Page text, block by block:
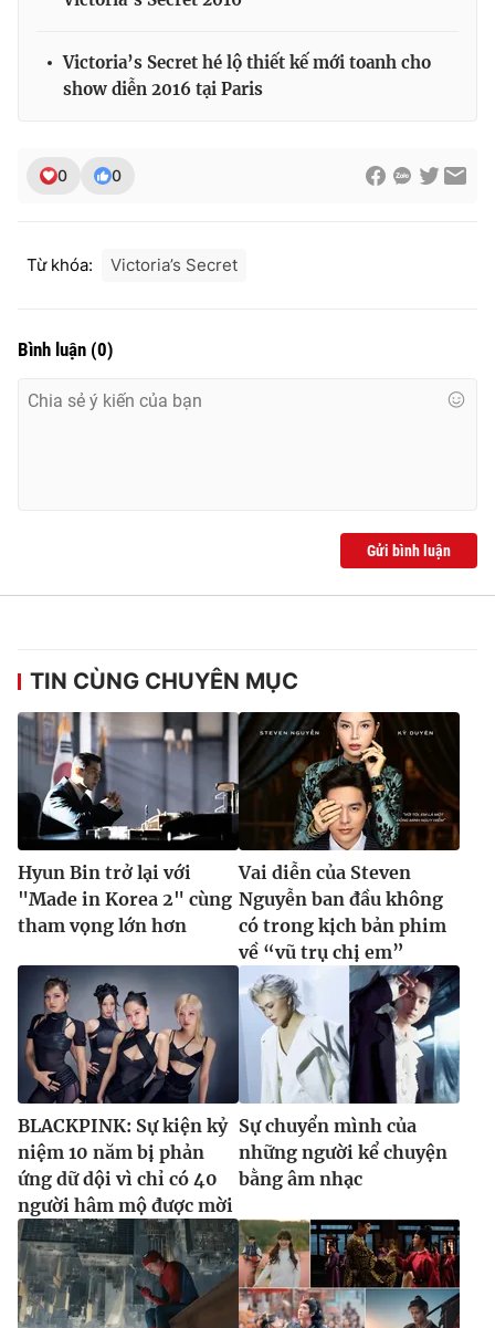
Ðiện thoại Thời báo VTV: 024.66 897 897
Liên hệ quảng cáo:024-7300.7108
thuận bằng văn bản. Ghi rõ nguồn VTV.vn khi phát hành lại
Victoria’s Secret hé lộ thiết kế mới toanh cho
show diễn 2016 tại Paris
0 0
Từ khóa: Victoria’s Secret
Bình luận (0)
Gửi bình luận
TIN CÙNG CHUYÊN MỤC
Hyun Bin trở lại với
"Made in Korea 2" cùng
tham vọng lớn hơn
Vai diễn của Steven
Nguyễn ban đầu không
có trong kịch bản phim
về “vũ trụ chị em”
BLACKPINK: Sự kiện kỷ
niệm 10 năm bị phản
ứng dữ dội vì chỉ có 40
người hâm mộ được mời
Sự chuyển mình của
những người kể chuyện
bằng âm nhạc